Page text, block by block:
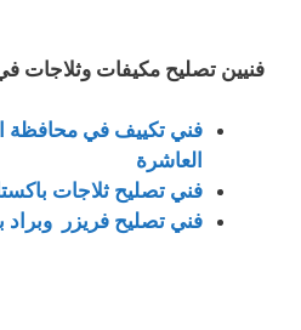
فنيين تصليح مكيفات وثلاجات
فني تكييف في محافظة
العاشرة
فني تصليح ثلاجات
فني تصليح فريزر وبراد